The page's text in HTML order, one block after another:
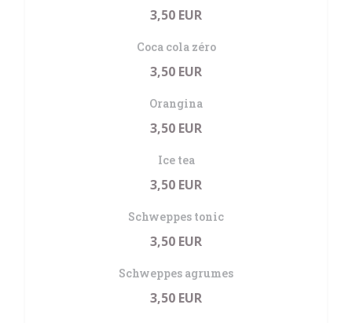
3,50 EUR
Coca cola zéro
3,50 EUR
Orangina
3,50 EUR
Ice tea
3,50 EUR
Schweppes tonic
3,50 EUR
Schweppes agrumes
3,50 EUR